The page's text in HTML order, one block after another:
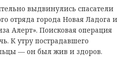
выдвинулись спасатели
отряда города Новая Ладога и
Алерт». Поисковая операция
К утру пострадавшего
— он был жив и здоров.